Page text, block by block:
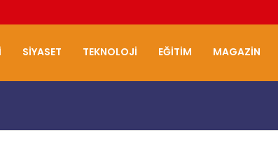
SIYASET TEKNOLOJI EĞITIM MAGAZIN